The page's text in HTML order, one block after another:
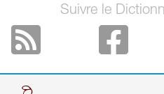
Suivre le